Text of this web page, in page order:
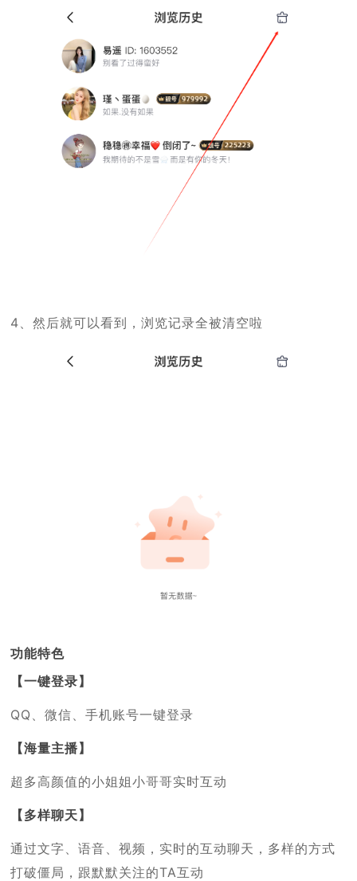
4、然后就可以看到，浏览记录全被清空啦
功能特色
【一键登录】
QQ、微信、手机账号一键登录
【海量主播】
超多高颜值的小姐姐小哥哥实时互动
【多样聊天】
通过文字、语音、视频，实时的互动聊天，多样的方式
打破僵局，跟默默关注的TA互动